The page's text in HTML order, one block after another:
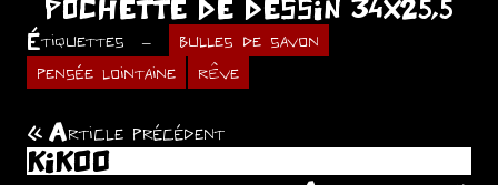
POCHETTE DE DESSIN 34X25,5
Étiquettes
bulles de savon
pensée lointaine
rêve
Navigation
Article précédent
KIKOO